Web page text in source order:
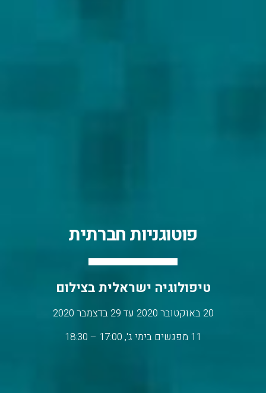
פוטוגניות חברתית
טיפולוגיה ישראלית בצילום
20 באוקטובר 2020 עד 29 בדצמבר 2020
11 מפגשים בימי ג', 17:00 – 18:30